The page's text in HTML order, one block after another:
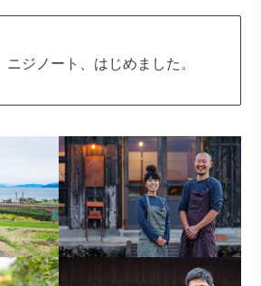
ニジノート、はじめました。